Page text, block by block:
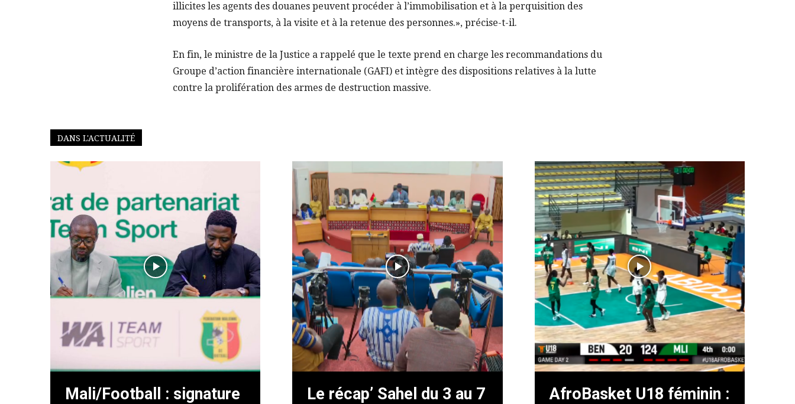
illicites les agents des douanes peuvent procéder à l’immobilisation et à la perquisition des
moyens de transports, à la visite et à la retenue des personnes.», précise-t-il.
En fin, le ministre de la Justice a rappelé que le texte prend en charge les recommandations du
Groupe d’action financière internationale (GAFI) et intègre des dispositions relatives à la lutte
contre la prolifération des armes de destruction massive.
DANS L'ACTUALITÉ
Mali/Football : signature
Le récap’ Sahel du 3 au 7
AfroBasket U18 féminin :